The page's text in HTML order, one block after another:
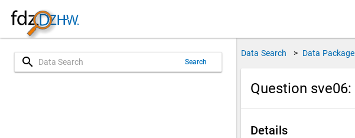
search Search
Data Search > Data Package
Question sve06:
Details